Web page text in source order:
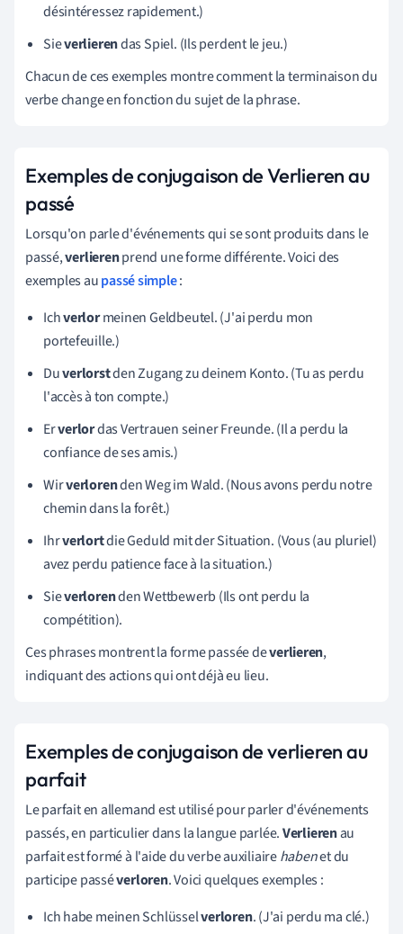
désintéressez rapidement.)
Sieverlierendas Spiel. (Ils perdent le jeu.)
Chacun de ces exemples montre comment la terminaison du
verbe change en fonction du sujet de la phrase.
Exemples de conjugaison de Verlieren au
passé
Lorsqu'on parle d'événements qui se sont produits dans le
passé,verlierenprend une forme différente. Voici des
exemples aupassé simple:
Ichverlormeinen Geldbeutel. (J'ai perdu mon
portefeuille.)
Duverlorstden Zugang zu deinem Konto. (Tu as perdu
l'accès à ton compte.)
Erverlordas Vertrauen seiner Freunde. (Il a perdu la
confiance de ses amis.)
Wirverlorenden Weg im Wald. (Nous avons perdu notre
chemin dans la forêt.)
Ihrverlortdie Geduld mit der Situation. (Vous (au pluriel)
avez perdu patience face à la situation.)
Sieverlorenden Wettbewerb (Ils ont perdu la
compétition).
Ces phrases montrent la forme passée deverlieren,
indiquant des actions qui ont déjà eu lieu.
Exemples de conjugaison de verlieren au
parfait
Le parfait en allemand est utilisé pour parler d'événements
passés, en particulier dans la langue parlée.Verlierenau
parfait est formé à l'aide du verbe auxiliairehabenet du
participe passéverloren. Voici quelques exemples :
Ich habe meinen Schlüsselverloren. (J'ai perdu ma clé.)